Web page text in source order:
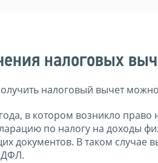
налоговых
налоговый вычет
в котором возникло право
по налогу на доходы
документов. В таком случае